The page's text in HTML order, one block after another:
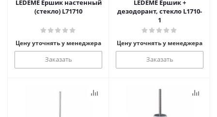
LEDEME Ершик настенный
(стекло) L71710
Цену уточнять у менеджера
Заказать
LEDEME Ершик +
дезодорант, стекло L1710-
1
Цену уточнять у менеджера
Заказать